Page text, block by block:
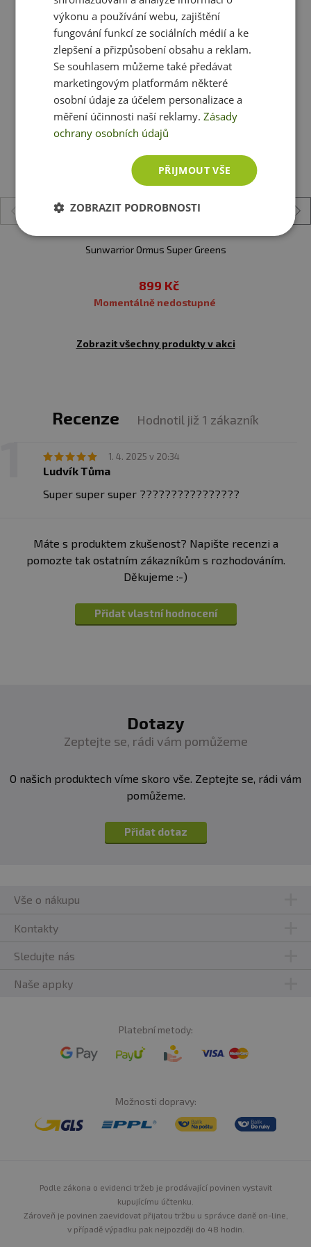
dosah dětí. Výrobce neručí za škody vzniklé nevhodným
použitím nebo skladováním. Minimální trvanlivost
uvedena na obalu.
Upozornění pro alergiky:Alergeny ve složení
produktutučnězvýrazněný.
Ještě jste si nevybrali?
Doporučujeme vám podobné produkty
Sunwarrior Ormus Super Greens
899 Kč
Momentálně nedostupné
Zobrazit všechny produkty v akci
Recenze Hodnotil již 1 zákazník
1. 4. 2025 v 20:34
Ludvík Tůma
Super super super ????????????????
Máte s produktem zkušenost? Napište recenzi a
pomozte tak ostatním zákazníkům s rozhodováním.
Děkujeme :-)
Přidat vlastní hodnocení
Dotazy
Zeptejte se, rádi vám pomůžeme
O našich produktech víme skoro vše. Zeptejte se, rádi vám
pomůžeme.
Přidat dotaz
Vše o nákupu
Kontakty
Sledujte nás
Naše appky
Platební metody:
Možnosti dopravy:
Podle zákona o evidenci tržeb je prodávající povinen vystavit
kupujícímu účtenku.
Zároveň je povinen zaevidovat přijatou tržbu u správce daně on-line,
v případě výpadku pak nejpozději do 48 hodin.
výkonu a používání webu, zajištění
fungování funkcí ze sociálních médií a ke
zlepšení a přizpůsobení obsahu a reklam.
Se souhlasem můžeme také předávat
marketingovým platformám některé
osobní údaje za účelem personalizace a
měření účinnosti naší reklamy.Zásady
ochrany osobních údajů
PŘIJMOUT VŠE
ZOBRAZIT PODROBNOSTI